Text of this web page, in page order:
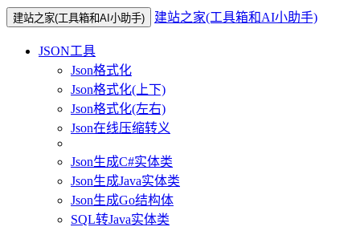
建站之家(工具箱和AI小助手) 建站之家(工具箱和AI小助手)
JSON工具
Json格式化
Json格式化(上下)
Json格式化(左右)
Json在线压缩转义
Json生成C#实体类
Json生成Java实体类
Json生成Go结构体
SQL转Java实体类